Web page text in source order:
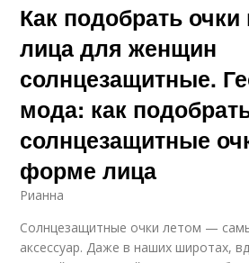
Как подобрать
лица для женщин
солнцезащитные.
мода: как
солнцезащитные
форме лица
Рианна
Солнцезащитные очки летом —
аксессуар. Даже в наших широтах,